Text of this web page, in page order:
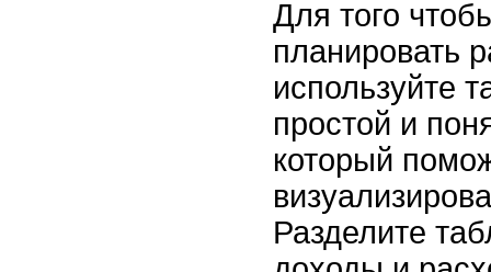
Для того
планировать
используйте
простой и
который
Разделите